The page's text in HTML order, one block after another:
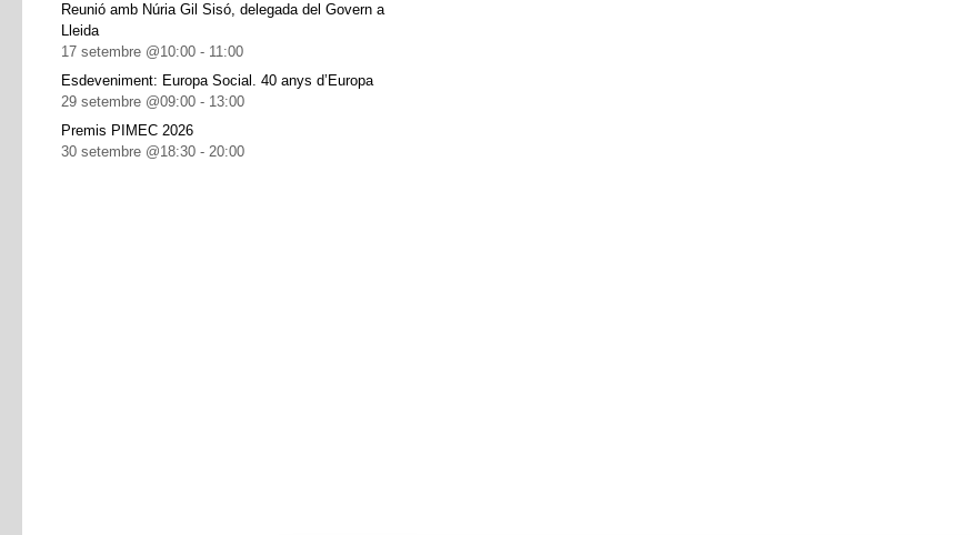
Reunió amb Núria Gil Sisó, delegada del Govern a
Lleida
17 setembre @10:00 - 11:00
Esdeveniment: Europa Social. 40 anys d’Europa
29 setembre @09:00 - 13:00
Premis PIMEC 2026
30 setembre @18:30 - 20:00